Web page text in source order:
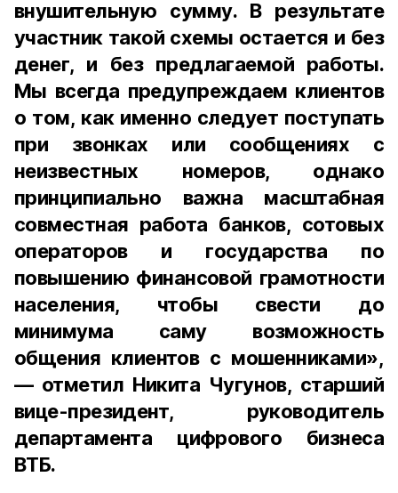
внушительную сумму. В результате
участник такой схемы остается и без
денег, и без предлагаемой работы.
Мы всегда предупреждаем клиентов
о том, как именно следует поступать
при звонках или сообщениях с
неизвестных номеров, однако
принципиально важна масштабная
совместная работа банков, сотовых
операторов и государства по
повышению финансовой грамотности
населения, чтобы свести до
минимума саму возможность
общения клиентов с мошенниками»,
— отметил Никита Чугунов, старший
вице-президент, руководитель
департамента цифрового бизнеса
ВТБ.